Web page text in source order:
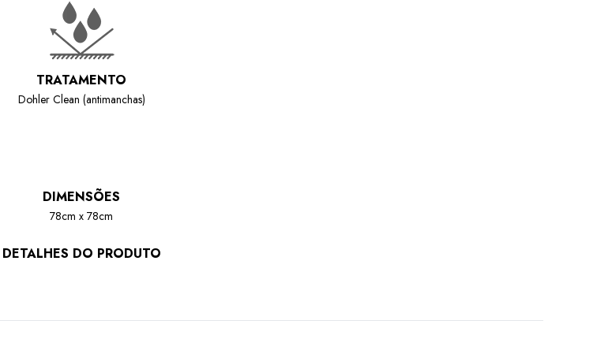
TRATAMENTO
Dohler Clean (antimanchas)
DIMENSÕES
78cm x 78cm
DETALHES DO PRODUTO